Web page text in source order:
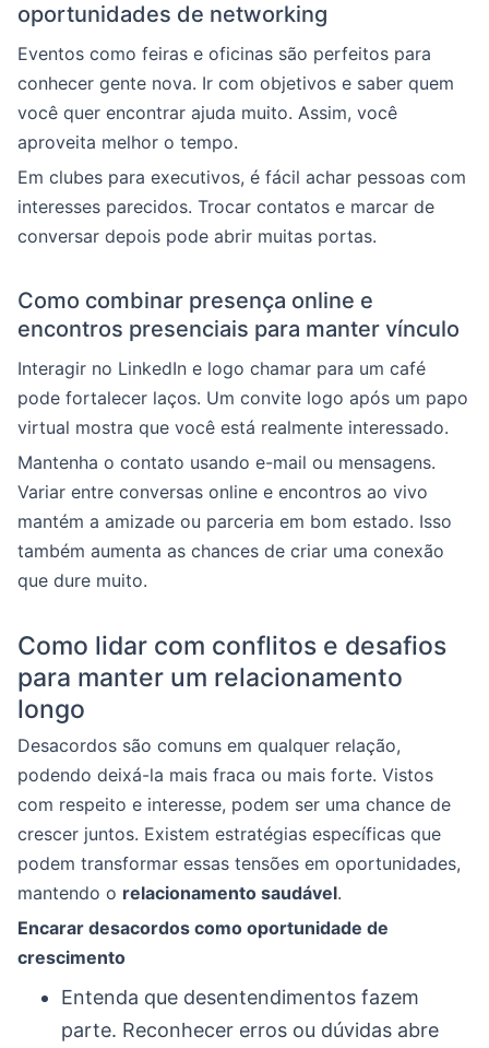
oportunidades de networking
Eventos como feiras e oficinas são perfeitos para
conhecer gente nova. Ir com objetivos e saber quem
você quer encontrar ajuda muito. Assim, você
aproveita melhor o tempo.
Em clubes para executivos, é fácil achar pessoas com
interesses parecidos. Trocar contatos e marcar de
conversar depois pode abrir muitas portas.
Como combinar presença online e
encontros presenciais para manter vínculo
Interagir no LinkedIn e logo chamar para um café
pode fortalecer laços. Um convite logo após um papo
virtual mostra que você está realmente interessado.
Mantenha o contato usando e-mail ou mensagens.
Variar entre conversas online e encontros ao vivo
mantém a amizade ou parceria em bom estado. Isso
também aumenta as chances de criar uma conexão
que dure muito.
Como lidar com conflitos e desafios
para manter um relacionamento
longo
Desacordos são comuns em qualquer relação,
podendo deixá-la mais fraca ou mais forte. Vistos
com respeito e interesse, podem ser uma chance de
crescer juntos. Existem estratégias específicas que
podem transformar essas tensões em oportunidades,
mantendo o relacionamento saudável.
Encarar desacordos como oportunidade de
crescimento
Entenda que desentendimentos fazem
parte. Reconhecer erros ou dúvidas abre